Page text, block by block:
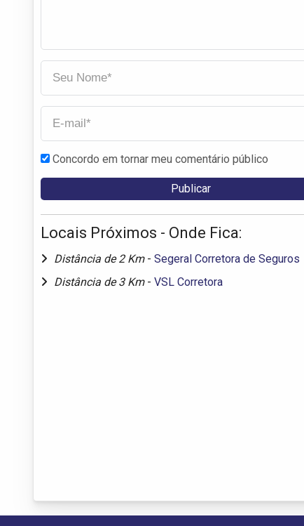
Concordo em tornar meu comentário público
Locais Próximos - Onde Fica:
Distância de 2 Km - Segeral Corretora de Seguros
Distância de 3 Km - VSL Corretora